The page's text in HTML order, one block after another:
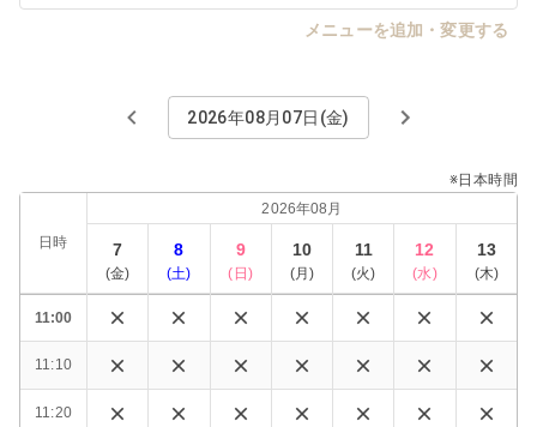
メニューを追加・変更する
2026年08月07日(金)
※日本時間
日時
2026年08月
7
(金)
8
(土)
9
( 日 )
10
(月 )
11
(火)
12
(水)
13
(木)
11:00
11:10
11:20